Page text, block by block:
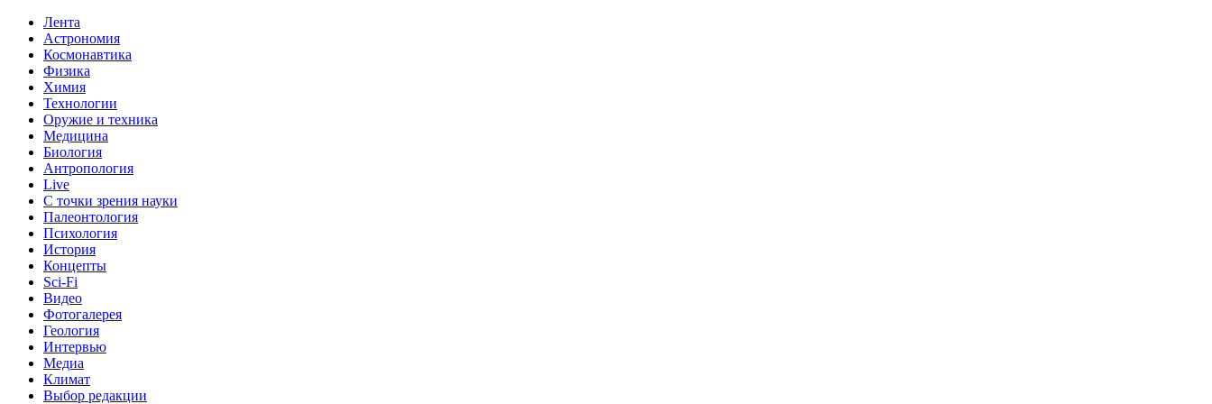
Лента
Астрономия
Космонавтика
Физика
Химия
Технологии
Оружие и техника
Медицина
Биология
Антропология
Live
С точки зрения науки
Палеонтология
Психология
История
Концепты
Sci-Fi
Видео
Фотогалерея
Геология
Интервью
Медиа
Климат
Выбор редакции